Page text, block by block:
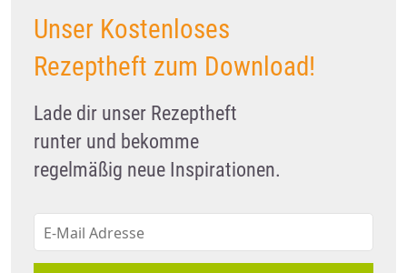
Unser Kostenloses
Rezeptheft zum Download!
Lade dir unser Rezeptheft
runter und bekomme
regelmäßig neue Inspirationen.